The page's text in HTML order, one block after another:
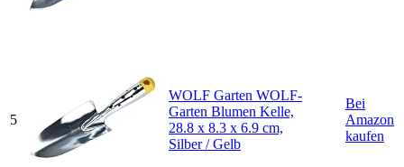
5
WOLF Garten WOLF-
Garten Blumen Kelle,
28.8 x 8.3 x 6.9 cm,
Silber / Gelb
Bei
Amazon
kaufen